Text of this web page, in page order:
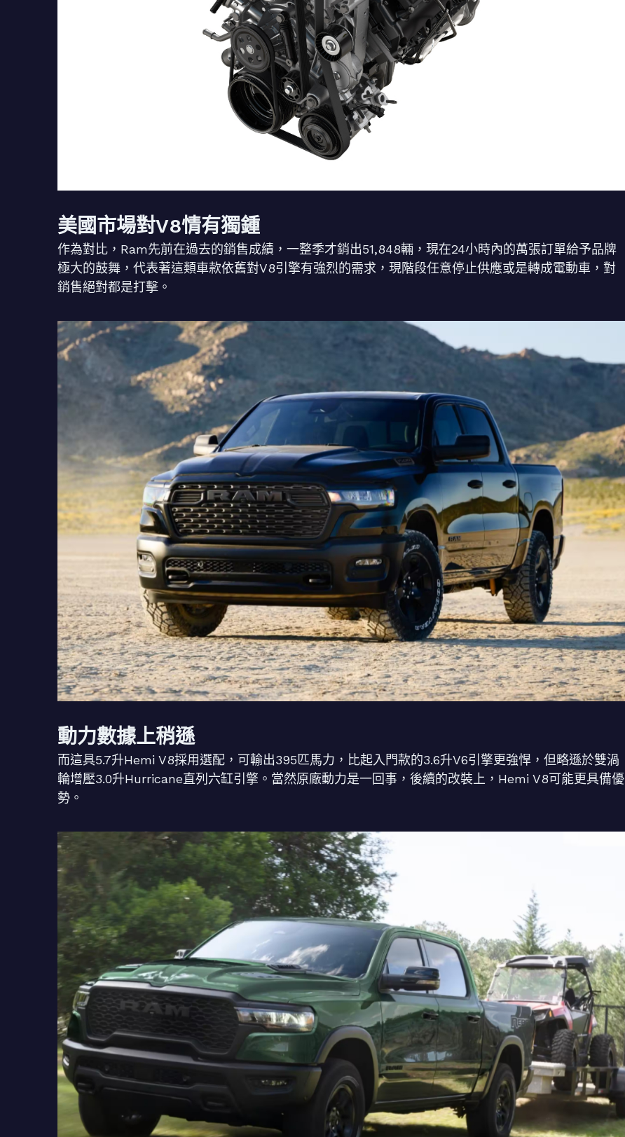
美國市場對V8情有獨鍾
作為對比，Ram先前在過去的銷售成績，一整季才銷出51,848輛，現在24小時內的萬張訂單給予品牌
極大的鼓舞，代表著這類車款依舊對V8引擎有強烈的需求，現階段任意停止供應或是轉成電動車，對
銷售絕對都是打擊。
動力數據上稍遜
而這具5.7升Hemi V8採用選配，可輸出395匹馬力，比起入門款的3.6升V6引擎更強悍，但略遜於雙渦
輪增壓3.0升Hurricane直列六缸引擎。當然原廠動力是一回事，後續的改裝上，Hemi V8可能更具備優
勢。